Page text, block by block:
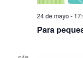
Para
24 de mayo -